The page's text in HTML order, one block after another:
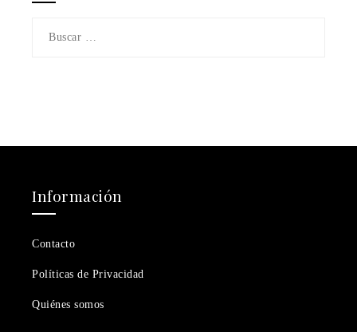
Información
Contacto
Políticas de Privacidad
Quiénes somos